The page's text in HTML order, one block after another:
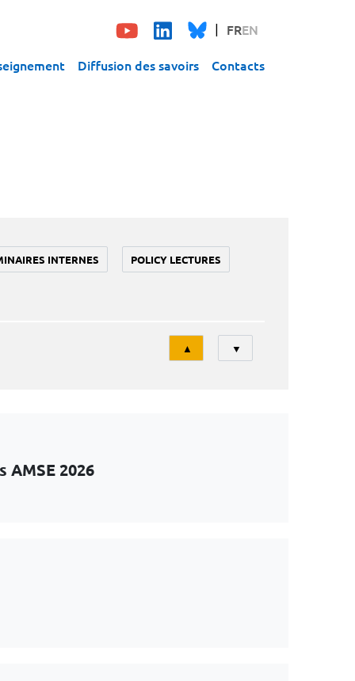
FREN
Diffusion des savoirs Contacts
INTERNES POLICY LECTURES
Tri
▲ ▼
2026